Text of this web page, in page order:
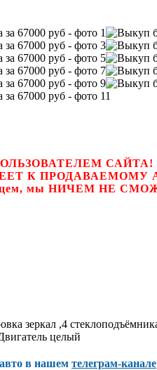
САЙТА!
К
мы НИЧЕМ НЕ
зеркал ,4
целый
в нашем телеграм-канале